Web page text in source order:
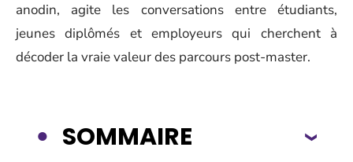
anodin, agite les conversations entre étudiants,
jeunes diplômés et employeurs qui cherchent à
décoder la vraie valeur des parcours post-master.
SOMMAIRE